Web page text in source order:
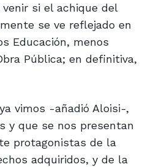
si el achique del
se ve reflejado en
Educación, menos
Pública; en definitiva,
vimos -añadió Aloisi-,
y que se nos presentan
protagonistas de la
adquiridos, y de la